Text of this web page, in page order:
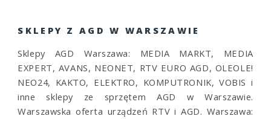
SKLEPY Z AGD W WARSZAWIE
Sklepy AGD Warszawa: MEDIA MARKT, MEDIA
EXPERT, AVANS, NEONET, RTV EURO AGD, OLEOLE!
NEO24, KAKTO, ELEKTRO, KOMPUTRONIK, VOBIS i
inne sklepy ze sprzętem AGD w Warszawie.
Warszawska oferta urządzeń RTV i AGD. Warszawa: